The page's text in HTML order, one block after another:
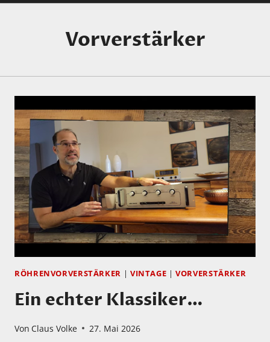
Vorverstärker
RÖHRENVORVERSTÄRKER | VINTAGE |VORVERSTÄRKER
Ein echter Klassiker…
Von Claus Volke 27. Mai 2026